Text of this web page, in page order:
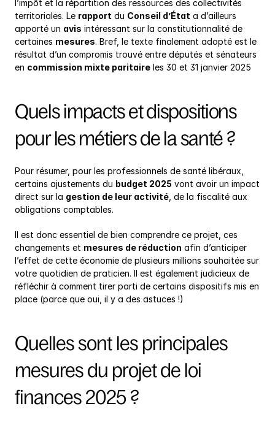
l’impôt et la répartition des ressources des collectivités
territoriales. Le rapport du Conseil d’État a d’ailleurs
apporté un avis intéressant sur la constitutionnalité de
certaines mesures. Bref, le texte finalement adopté est le
résultat d’un compromis trouvé entre députés et sénateurs
en commission mixte paritaire les 30 et 31 janvier 2025
Quels impacts et dispositions
pour les métiers de la santé ?
Pour résumer, pour les professionnels de santé libéraux,
certains ajustements du budget 2025 vont avoir un impact
direct sur la gestion de leur activité , de la fiscalité aux
obligations comptables.
Il est donc essentiel de bien comprendre ce projet, ces
changements et mesures de réduction afin d’anticiper
l’effet de cette économie de plusieurs millions souhaitée sur
votre quotidien de praticien. Il est également judicieux de
réfléchir à comment tirer parti de certains dispositifs mis en
place (parce que oui, il y a des astuces !)
Quelles sont les principales
mesures du projet de loi
finances 2025 ?